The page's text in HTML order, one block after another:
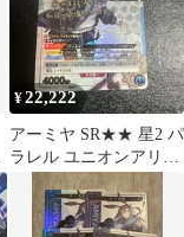
¥22,222
アーミヤ SR★★ 星2 パ
ラレル ユニオンアリー
ナ アークナイツ